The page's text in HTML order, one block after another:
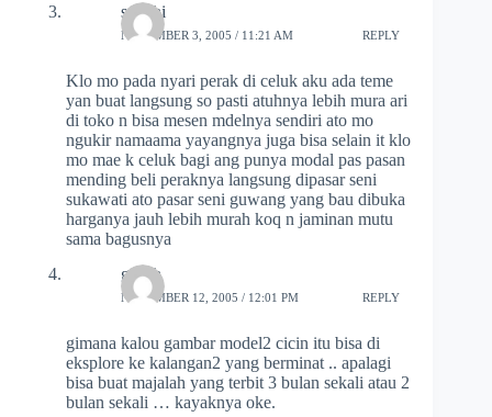
sandhi
NOVEMBER 3, 2005 / 11:21 AM REPLY
Klo mo pada nyari perak di celuk aku ada teme
yan buat langsung so pasti atuhnya lebih mura ari
di toko n bisa mesen mdelnya sendiri ato mo
ngukir namaama yayangnya juga bisa selain it klo
mo mae k celuk bagi ang punya modal pas pasan
mending beli peraknya langsung dipasar seni
sukawati ato pasar seni guwang yang bau dibuka
harganya jauh lebih murah koq n jaminan mutu
sama bagusnya
guruh
NOVEMBER 12, 2005 / 12:01 PM REPLY
gimana kalou gambar model2 cicin itu bisa di
eksplore ke kalangan2 yang berminat .. apalagi
bisa buat majalah yang terbit 3 bulan sekali atau 2
bulan sekali … kayaknya oke.